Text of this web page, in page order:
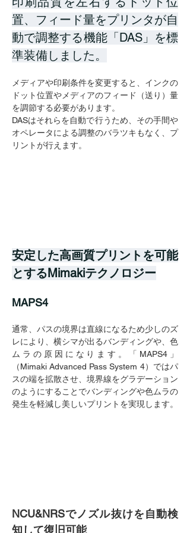
置、フィード量をプリンタが自
動で調整する機能「DAS」を標
準装備しました。
メディアや印刷条件を変更すると、インクの
ドット位置やメディアのフィード（送り）量
を調節する必要があります。
DASはそれらを自動で行うため、その手間や
オペレータによる調整のバラツキもなく、プ
リントが行えます。
安定した高画質プリントを可能
とするMimakiテクノロジー
MAPS4
通常、パスの境界は直線になるため少しのズ
レにより、横シマが出るバンディングや、色
ムラの原因になります。「MAPS4」
（Mimaki Advanced Pass System 4）ではパ
スの端を拡散させ、境界線をグラデーション
のようにすることでバンディングや色ムラの
発生を軽減し美しいプリントを実現します。
NCU&NRSでノズル抜けを自動検
知して復旧可能